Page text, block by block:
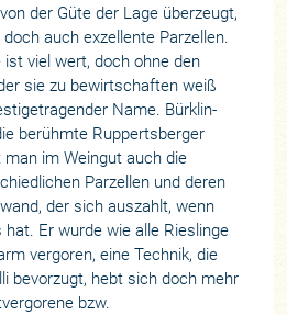
der Güte der Lage überzeugt,
auch exzellente Parzellen.
viel wert, doch ohne den
sie zu bewirtschaften weiß
Name. Bürklin-
berühmte Ruppertsberger
im Weingut auch die
Parzellen und deren
der sich auszahlt, wenn
Er wurde wie alle Rieslinge
vergoren, eine Technik, die
bevorzugt, hebt sich doch mehr
bzw.